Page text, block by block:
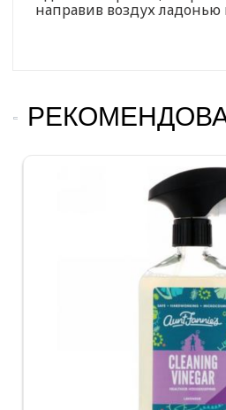
направив воздух ладонью